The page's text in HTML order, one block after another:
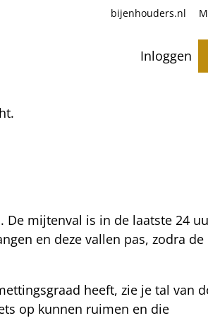
Inloggen
bijenhouders.nl
De mijtenval is in de laatste 24
en deze vallen pas, zodra de
heeft, zie je tal van
op kunnen ruimen en die